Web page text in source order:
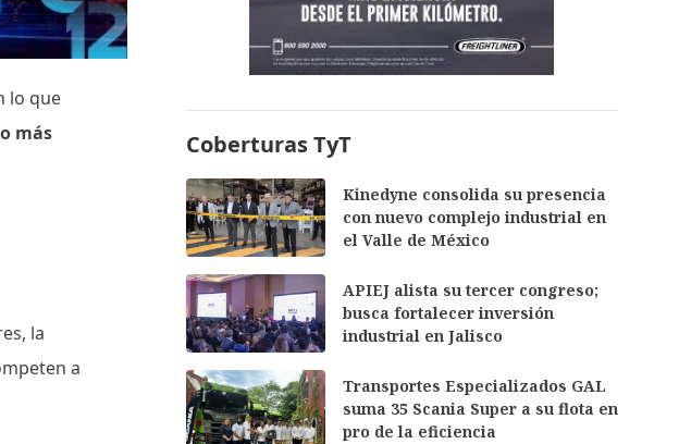
lo que
más
la
a
Coberturas TyT
Kinedyne consolida su presencia
con nuevo complejo industrial en
el Valle de México
APIEJ alista su tercer congreso;
busca fortalecer inversión
industrial en Jalisco
Transportes Especializados GAL
suma 35 Scania Super a su flota en
pro de la eficiencia